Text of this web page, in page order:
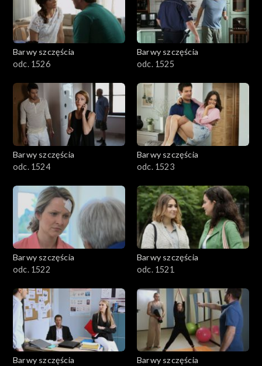
Barwy szczęścia
odc. 1526
Barwy szczęścia
odc. 1525
Barwy szczęścia
odc. 1524
Barwy szczęścia
odc. 1523
Barwy szczęścia
odc. 1522
Barwy szczęścia
odc. 1521
Barwy szczęścia
Barwy szczęścia